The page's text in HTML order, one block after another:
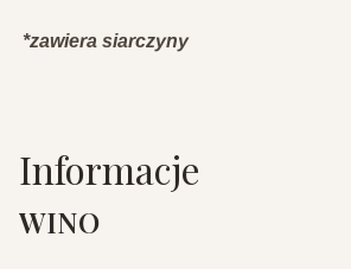
*zawiera siarczyny
Informacje
WINO